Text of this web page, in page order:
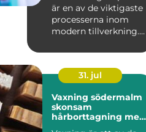
är en av de viktigaste
processerna inom
modern tillverkning.
31. jul
Vaxning södermalm
skonsam
hårborttagning med